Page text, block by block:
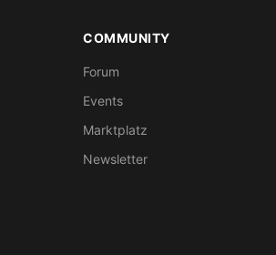
COMMUNITY
Forum
Events
Marktplatz
Newsletter